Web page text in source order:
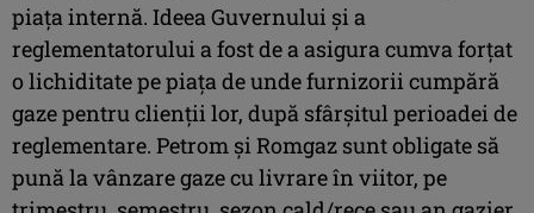
piața internă. Ideea Guvernului și a
reglementatorului a fost de a asigura cumva forțat
o lichiditate pe piața de unde furnizorii cumpără
gaze pentru clienții lor, după sfârșitul perioadei de
reglementare. Petrom și Romgaz sunt obligate să
pună la vânzare gaze cu livrare în viitor, pe